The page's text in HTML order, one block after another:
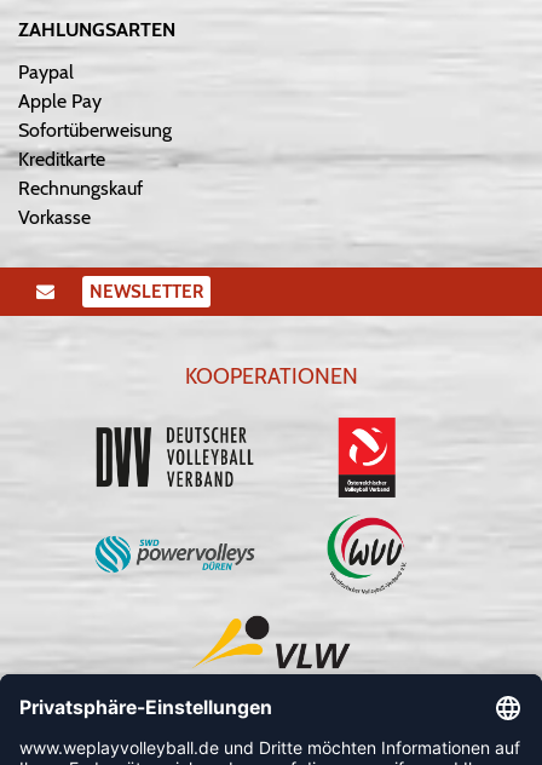
ZAHLUNGSARTEN
Paypal
Apple Pay
Sofortüberweisung
Kreditkarte
Rechnungskauf
Vorkasse
NEWSLETTER
KOOPERATIONEN